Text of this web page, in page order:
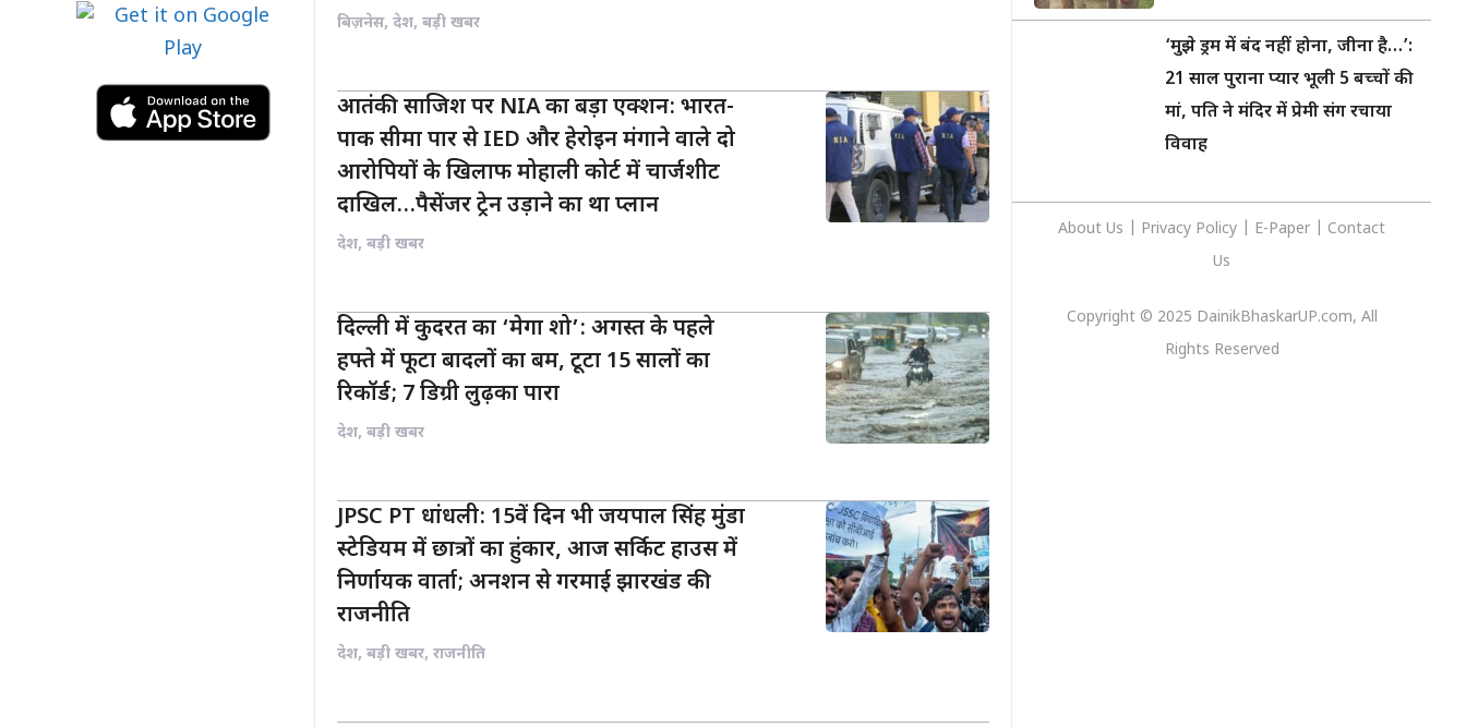
बिज़नेस, देश, बड़ी खबर
आतंकी साजिश पर NIA का बड़ा एक्शन: भारत-
पाक सीमा पार से IED और हेरोइन मंगाने वाले दो
आरोपियों के खिलाफ मोहाली कोर्ट में चार्जशीट
दाखिल…पैसेंजर ट्रेन उड़ाने का था प्लान
देश, बड़ी खबर
दिल्ली में कुदरत का ‘मेगा शो’: अगस्त के पहले
हफ्ते में फूटा बादलों का बम, टूटा 15 सालों का
रिकॉर्ड; 7 डिग्री लुढ़का पारा
देश, बड़ी खबर
JPSC PT धांधली: 15वें दिन भी जयपाल सिंह मुंडा
स्टेडियम में छात्रों का हुंकार, आज सर्किट हाउस में
निर्णायक वार्ता; अनशन से गरमाई झारखंड की
राजनीति
देश, बड़ी खबर, राजनीति
‘मुझे ड्रम में बंद नहीं होना, जीना है…’:
21 साल पुराना प्यार भूली 5 बच्चों की
मां, पति ने मंदिर में प्रेमी संग रचाया
विवाह
About Us Privacy Policy E-Paper
Contact
Us
Copyright © 2025 DainikBhaskarUP.com, All
Rights Reserved